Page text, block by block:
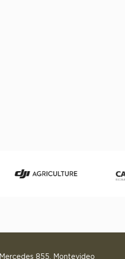
Mercedes 855, Montevideo